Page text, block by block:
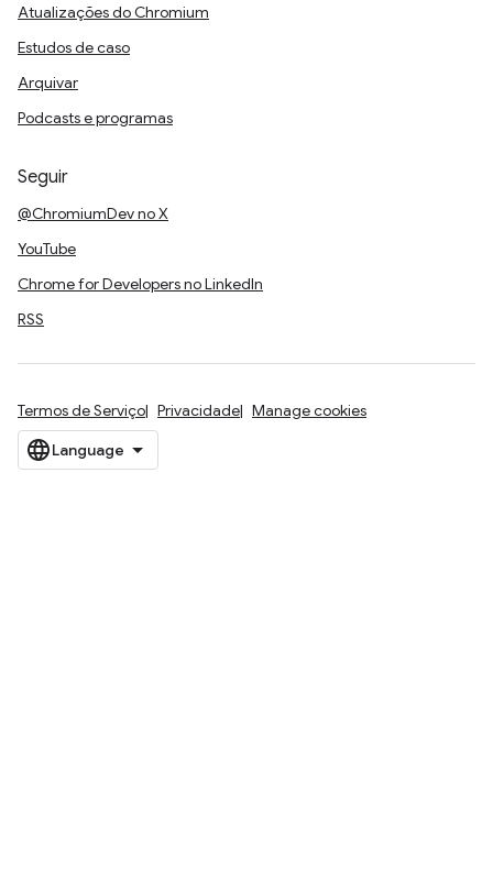
Atualizações do Chromium
Estudos de caso
Arquivar
Podcasts e programas
Seguir
@ChromiumDev no X
YouTube
Chrome for Developers no LinkedIn
RSS
Termos de Serviço Privacidade Manage cookies